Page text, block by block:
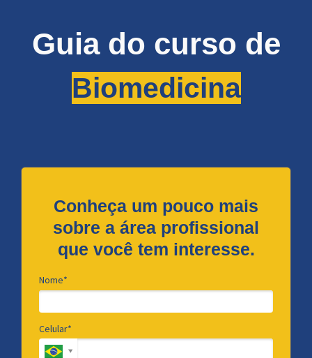
Guia do curso de
Biomedicina
Conheça um pouco mais
sobre a área profissional
que você tem interesse.
Nome*
Celular*